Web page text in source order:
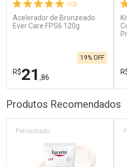
(12)
Acelerador de Bronzeado
Ever Care FPS6 120g
R$21 ,86
19% OFF
Laboratório
Por Menos
Produtos Recomendados
Patrocinado